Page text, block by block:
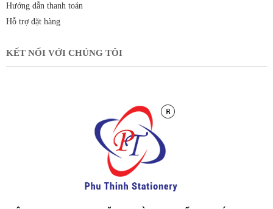
Hướng dẫn thanh toán
Hỗ trợ đặt hàng
KẾT NỐI VỚI CHÚNG TÔI